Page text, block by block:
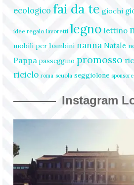
ecologico fai da te giochi
idee regalo lavoretti legno lettino
mobili per bambini nanna Natale
Pappa passeggino promosso
riciclo roma scuola seggiolone
Instagram